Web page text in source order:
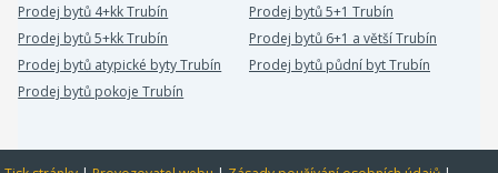
Prodej bytů 4+kk Trubín
Prodej bytů 5+1 Trubín
Prodej bytů 5+kk Trubín
Prodej bytů 6+1 a větší Trubín
Prodej bytů atypické byty Trubín
Prodej bytů půdní byt Trubín
Prodej bytů pokoje Trubín